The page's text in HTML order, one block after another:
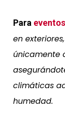
Para eventos
en
únicamente
climáticas
humedad.